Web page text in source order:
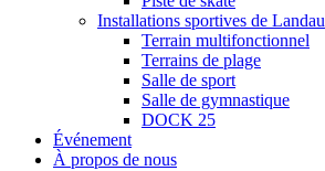
Installations sportives de Landau
Terrain multifonctionnel
Terrains de plage
Salle de sport
Salle de gymnastique
DOCK 25
Événement
À propos de nous